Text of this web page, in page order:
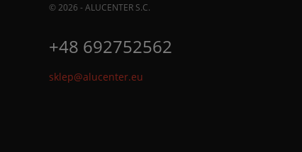
© 2026 - ALUCENTER S.C.
+48 692752562
sklep@alucenter.eu